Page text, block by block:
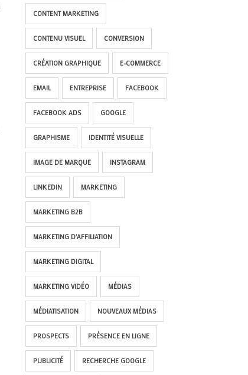
CONTENT MARKETING
CONTENU VISUEL CONVERSION
CRÉATION GRAPHIQUE E-COMMERCE
EMAIL ENTREPRISE FACEBOOK
FACEBOOK ADS GOOGLE
GRAPHISME IDENTITÉ VISUELLE
IMAGE DE MARQUE INSTAGRAM
LINKEDIN MARKETING
MARKETING B2B
MARKETING D'AFFILIATION
MARKETING DIGITAL
MARKETING VIDÉO MÉDIAS
MÉDIATISATION NOUVEAUX MÉDIAS
PROSPECTS PRÉSENCE EN LIGNE
PUBLICITÉ RECHERCHE GOOGLE